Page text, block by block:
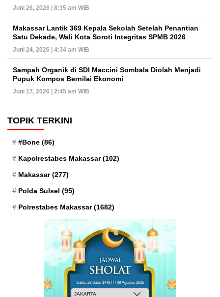
Juni 26, 2026 | 8:35 am WIB
Makassar Lantik 369 Kepala Sekolah Setelah Penantian
Satu Dekade, Wali Kota Soroti Integritas SPMB 2026
Juni 24, 2026 | 4:34 am WIB
Sampah Organik di SDI Maccini Sombala Diolah Menjadi
Pupuk Kompos Bernilai Ekonomi
Juni 17, 2026 | 2:45 am WIB
TOPIK TERKINI
#Bone (86)
Kapolrestabes Makassar(102)
Makassar(277)
Polda Sulsel (95)
Polrestabes Makassar(1682)
Sabtu, 23 Safar 1448 H / 08 Agustus 2026